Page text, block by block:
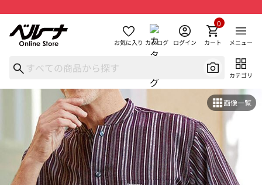
お気に入り カタログ ログイン カート
0
メニュー
カテゴリ
画像一覧